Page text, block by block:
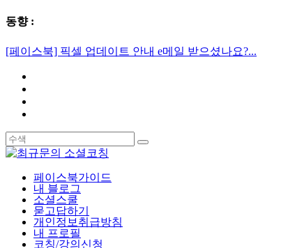
동향 :
[페이스북] 픽셀 업데이트 안내 e메일 받으셨나요?...
페이스북가이드
내 블로그
소셜스쿨
묻고답하기
개인정보취급방침
내 프로필
코칭/강의신청